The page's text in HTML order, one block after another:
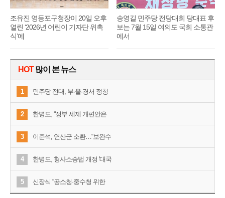
조유진 영등포구청장이 20일 오후
열린 ‘2026년 어린이 기자단 위촉
식’에
송영길 민주당 전당대회 당대표 후
보는 7월 15일 여의도 국회 소통관
에서
HOT많이 본 뉴스
1 민주당 전대, 부·울·경서 정청
2 한병도, “정부 세제 개편안은
3 이준석, 연산군 소환…“보완수
4 한병도, 형사소송법 개정 '대국
5 신장식 “공소청·중수청 위한